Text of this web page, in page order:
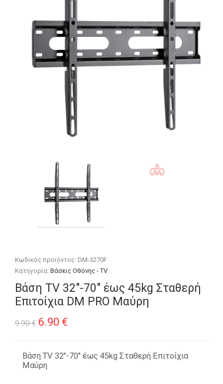
Κωδικός προϊόντος: DM-3270F
Κατηγορία:Βάσεις Οθόνης - TV
Βάση TV 32″-70″ έως 45kg Σταθερή
Επιτοίχια DM PRO Μαύρη
9.90€ Original
was:
9.90 €.
6.90 €Η
τιμή
Βάση TV 32″-70″ έως 45kg Σταθερή Επιτοίχια
Μαύρη